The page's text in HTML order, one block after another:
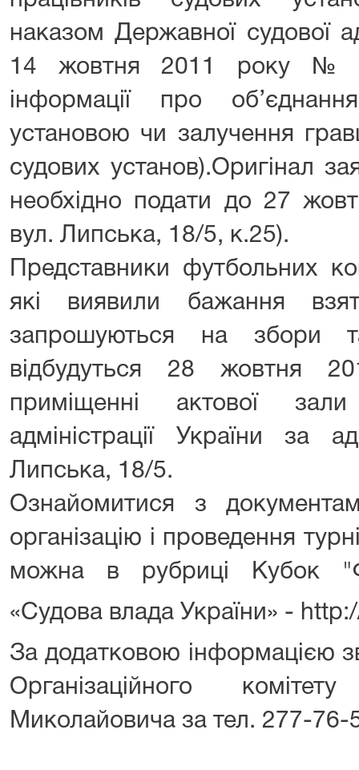
наказом Державної судової
14 жовтня 2011 року №
інформації про
установою чи залучення
судових установ).Оригінал
необхідно подати до 27
вул. Липська, 18/5, к.25).
Представники футбольних
які виявили бажання
запрошуються на збори
відбудуться 28 жовтня
приміщенні актової
адміністрації України за
Липська, 18/5.
Ознайомитися з
організацію і проведення
можна в рубриці Кубок
«Судова влада України» -
За додатковою інформацією
Організаційного
Миколайовича за тел. 277-76-